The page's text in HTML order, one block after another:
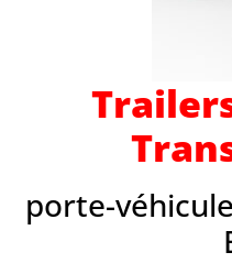
porte-